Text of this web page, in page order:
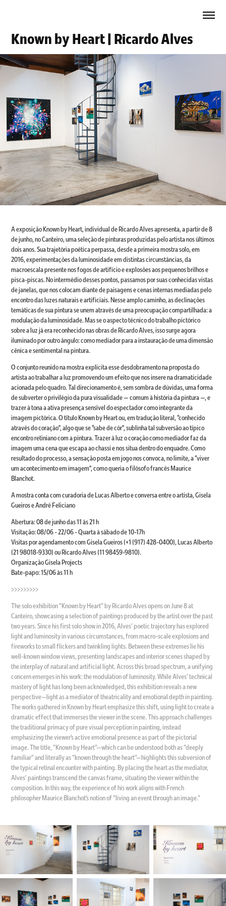
Known by Heart | Ricardo Alves
A exposição Known by Heart, individual de Ricardo Alves apresenta, a partir de 8
de junho, no Canteiro, uma seleção de pinturas produzidas pelo artista nos últimos
dois anos. Sua trajetória poética perpassa, desde a primeira mostra solo, em
2016, experimentações da luminosidade em distintas circunstâncias, da
macroescala presente nos fogos de artifício e explosões aos pequenos brilhos e
pisca-piscas. No intermédio desses pontos, passamos por suas conhecidas vistas
de janelas, que nos colocam diante de paisagens e cenas internas mediadas pelo
encontro das luzes naturais e artificiais. Nesse amplo caminho, as declinações
temáticas de sua pintura se unem através de uma preocupação compartilhada: a
modulação da luminosidade. Mas se o aspecto técnico do trabalho pictórico
sobre a luz já era reconhecido nas obras de Ricardo Alves, isso surge agora
iluminado por outro ângulo: como mediador para a instauração de uma dimensão
cênica e sentimental na pintura.
O conjunto reunido na mostra explicita esse desdobramento na proposta do
artista ao trabalhar a luz promovendo um efeito que nos insere na dramaticidade
acionada pelo quadro. Tal direcionamento é, sem sombra de dúvidas, uma forma
de subverter o privilégio da pura visualidade — comum à história da pintura —, e
trazer à tona a ativa presença sensível do espectador como integrante da
imagem pictórica. O título Known by Heart ou, em tradução literal, “conhecido
através do coração”, algo que se “sabe de cór”, sublinha tal subversão ao típico
encontro retiniano com a pintura. Trazer à luz o coração como mediador faz da
imagem uma cena que escapa ao chassi e nos situa dentro do enquadre. Como
resultado do processo, a sensação posta em jogo nos convoca, no limite, a “viver
um acontecimento em imagem”, como queria o filósofo francês Maurice
Blanchot.
A mostra conta com curadoria de Lucas Alberto e conversa entre o artista, Gisela
Gueiros e André Feliciano
Abertura: 08 de junho das 11 às 21 h
Visitação: 08/06 - 22/06 - Quarta à sábado de 10-17h
Visitas por agendamento com Gisela Gueiros (+1 (917) 428-0400), Lucas Alberto
(21 98018-9330) ou Ricardo Alves (11 98459-9810).
Organização Gisela Projects
Bate-papo: 15/06 às 11 h
>>>>>>>>>
The solo exhibition "Known by Heart" by Ricardo Alves opens on June 8 at
Canteiro, showcasing a selection of paintings produced by the artist over the past
two years. Since his first solo show in 2016, Alves' poetic trajectory has explored
light and luminosity in various circumstances, from macro-scale explosions and
fireworks to small flickers and twinkling lights. Between these extremes lie his
well-known window views, presenting landscapes and interior scenes shaped by
the interplay of natural and artificial light. Across this broad spectrum, a unifying
concern emerges in his work: the modulation of luminosity. While Alves' technical
mastery of light has long been acknowledged, this exhibition reveals a new
perspective—light as a mediator of theatricality and emotional depth in painting.
The works gathered in Known by Heart emphasize this shift, using light to create a
dramatic effect that immerses the viewer in the scene. This approach challenges
the traditional primacy of pure visual perception in painting, instead
emphasizing the viewer’s active emotional presence as part of the pictorial
image. The title, "Known by Heart"—which can be understood both as "deeply
familiar" and literally as "known through the heart"—highlights this subversion of
the typical retinal encounter with painting. By placing the heart as the mediator,
Alves' paintings transcend the canvas frame, situating the viewer within the
composition. In this way, the experience of his work aligns with French
philosopher Maurice Blanchot’s notion of "living an event through an image."